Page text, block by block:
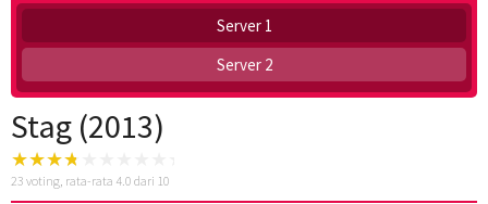
Server 1
Server 2
Stag (2013)
23 voting, rata-rata 4.0 dari 10